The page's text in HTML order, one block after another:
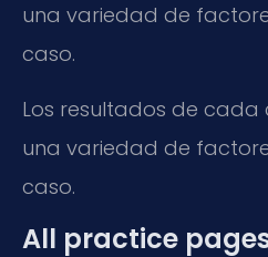
una variedad de
caso.
Los resultados de
una variedad de
caso.
All practice